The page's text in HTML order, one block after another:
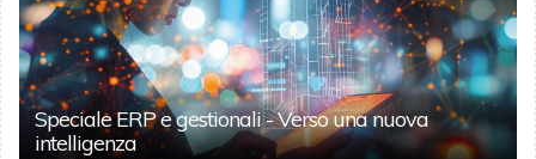
Speciale ERP e gestionali - Verso una nuova
intelligenza